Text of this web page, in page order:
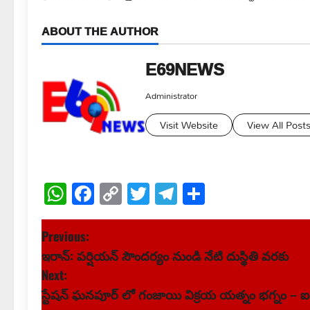
ABOUT THE AUTHOR
E69NEWS
Administrator
Visit Website View All Posts
WhatsApp
Facebook
Copy
Link
TwitterTelegram
P
o
s
Previous:
ఇరాన్: పర్షియన్ సౌందర్యం నుండి నేటి దుస్థితి వరకు
Next:
స్టేషన్ ఘనపూర్ లో గంజాయి విక్రయ యత్నం భగ్నం –